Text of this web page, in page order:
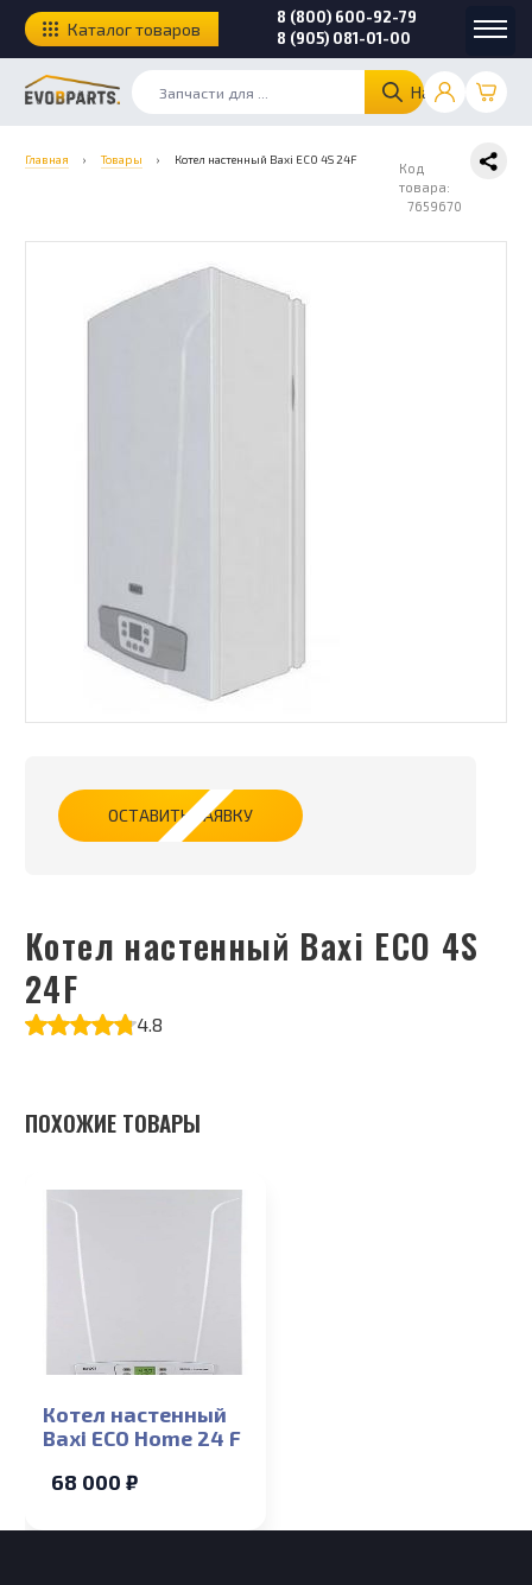
Найти
8 (800) 600-92-79
8 (905) 081-01-00
Каталог товаров
Главная › Товары › Котел настенный Baxi ECO 4S 24F
Код
товара:
7659670
Котел настенный Baxi ECO 4S
24F
4.8
ОСТАВИТЬ ЗАЯВКУ
ПОХОЖИЕ ТОВАРЫ
Котел настенный
Baxi ECO Home 24 F
68 000 ₽